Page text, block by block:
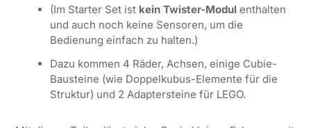
(Im Starter Set ist kein Twister-Modul enthalten
und auch noch keine Sensoren, um die
Bedienung einfach zu halten.)
Dazu kommen 4 Räder, Achsen, einige Cubie-
Bausteine (wie Doppelkubus-Elemente für die
Struktur) und 2 Adaptersteine für LEGO.